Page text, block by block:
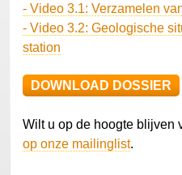
- Video 3.1: Verzamelen
- Video 3.2: Geologische
station
DOWNLOAD DOSSIER
Wilt u op de hoogte blijven
op onze mailinglist.